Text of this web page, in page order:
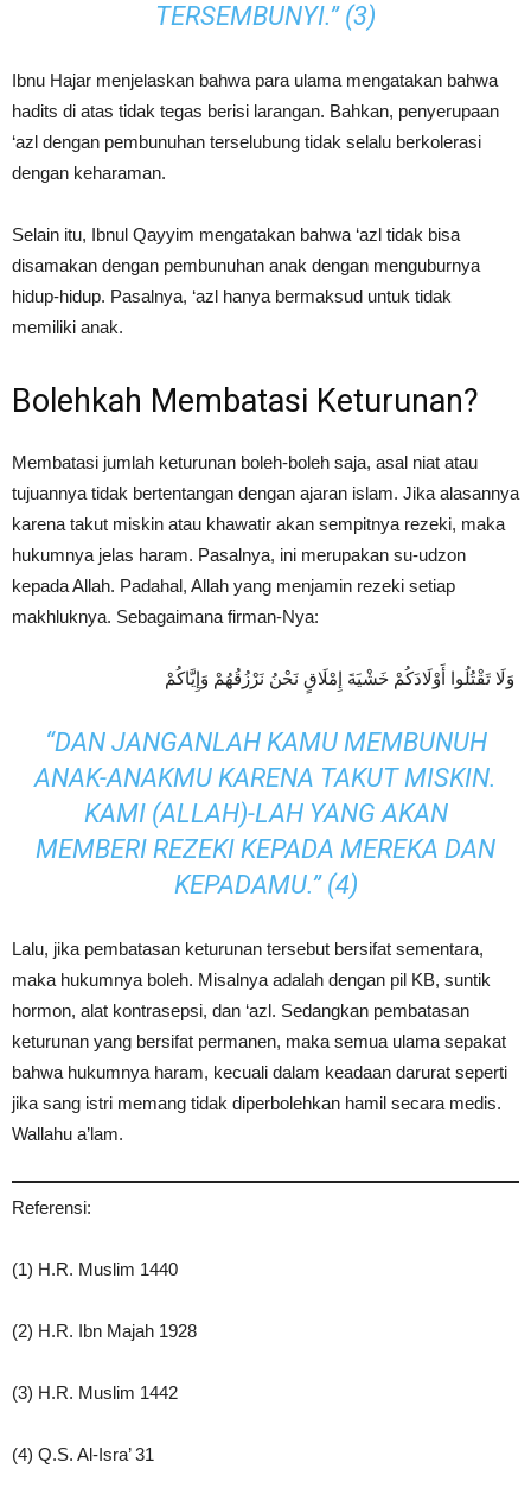
TERSEMBUNYI.” (3)
Ibnu Hajar menjelaskan bahwa para ulama mengatakan bahwa
hadits di atas tidak tegas berisi larangan. Bahkan, penyerupaan
‘azl dengan pembunuhan terselubung tidak selalu berkolerasi
dengan keharaman.
Selain itu, Ibnul Qayyim mengatakan bahwa ‘azl tidak bisa
disamakan dengan pembunuhan anak dengan menguburnya
hidup-hidup. Pasalnya, ‘azl hanya bermaksud untuk tidak
memiliki anak.
Bolehkah Membatasi Keturunan?
Membatasi jumlah keturunan boleh-boleh saja, asal niat atau
tujuannya tidak bertentangan dengan ajaran islam. Jika alasannya
karena takut miskin atau khawatir akan sempitnya rezeki, maka
hukumnya jelas haram. Pasalnya, ini merupakan su-udzon
kepada Allah. Padahal, Allah yang menjamin rezeki setiap
makhluknya. Sebagaimana firman-Nya:
“DAN JANGANLAH KAMU MEMBUNUH
ANAK-ANAKMU KARENA TAKUT MISKIN.
KAMI (ALLAH)-LAH YANG AKAN
MEMBERI REZEKI KEPADA MEREKA DAN
KEPADAMU.” (4)
Lalu, jika pembatasan keturunan tersebut bersifat sementara,
maka hukumnya boleh. Misalnya adalah dengan pil KB, suntik
hormon, alat kontrasepsi, dan ‘azl. Sedangkan pembatasan
keturunan yang bersifat permanen, maka semua ulama sepakat
bahwa hukumnya haram, kecuali dalam keadaan darurat seperti
jika sang istri memang tidak diperbolehkan hamil secara medis.
Wallahu a’lam.
Referensi:
(1) H.R. Muslim 1440
(2) H.R. Ibn Majah 1928
(3) H.R. Muslim 1442
(4) Q.S. Al-Isra’ 31